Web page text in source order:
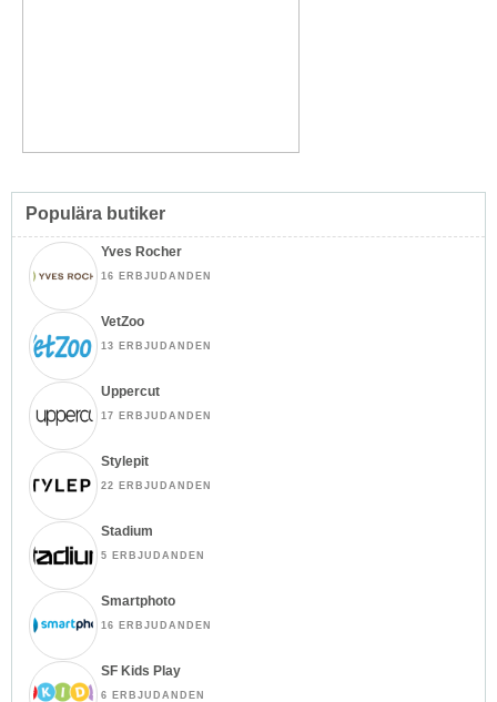
Populära butiker
Yves Rocher
16 ERBJUDANDEN
VetZoo
13 ERBJUDANDEN
Uppercut
17 ERBJUDANDEN
Stylepit
22 ERBJUDANDEN
Stadium
5 ERBJUDANDEN
Smartphoto
16 ERBJUDANDEN
SF Kids Play
6 ERBJUDANDEN